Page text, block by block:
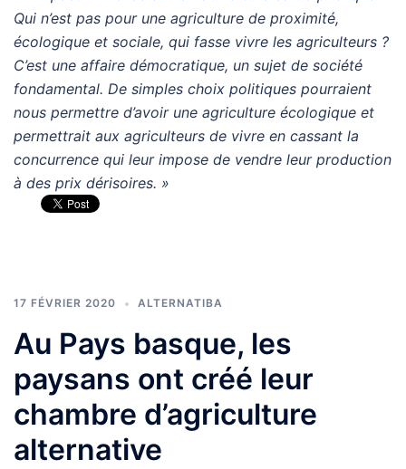
Qui n’est pas pour une agriculture de proximité,
écologique et sociale, qui fasse vivre les agriculteurs ?
C’est une affaire démocratique, un sujet de société
fondamental. De simples choix politiques pourraient
nous permettre d’avoir une agriculture écologique et
permettrait aux agriculteurs de vivre en cassant la
concurrence qui leur impose de vendre leur production
à des prix dérisoires. »
17 FÉVRIER 2020 ALTERNATIBA
Au Pays basque, les
paysans ont créé leur
chambre d’agriculture
alternative